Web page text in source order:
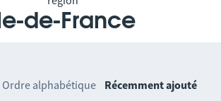
Île-de-France
Ordre alphabétique Récemment ajouté